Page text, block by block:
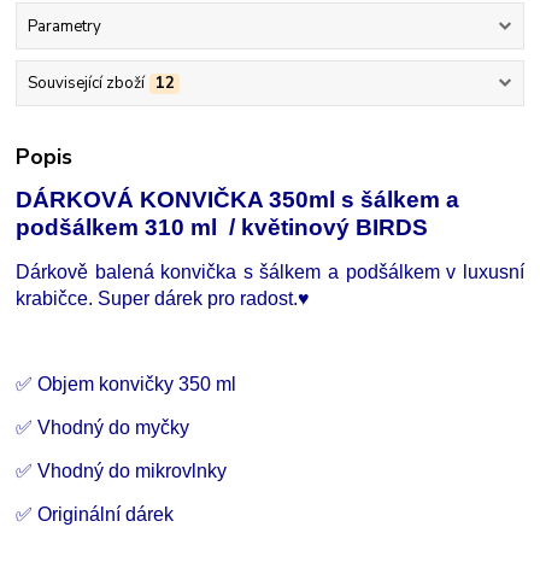
Parametry
Související zboží 12
Popis
DÁRKOVÁ KONVIČKA 350ml s šálkem a
podšálkem 310 ml / květinový BIRDS
Dárkově balená konvička s šálkem a podšálkem v luxusní
krabičce. Super dárek pro radost.♥
✅ Objem konvičky 350 ml
✅ Vhodný do myčky
✅ Vhodný do mikrovlnky
✅ Originální dárek